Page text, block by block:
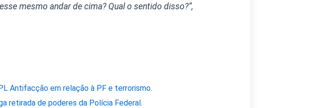
mesmo andar de cima? Qual o sentido disso?”,
Antifacção em relação à PF e terrorismo.
retirada de poderes da Polícia Federal.